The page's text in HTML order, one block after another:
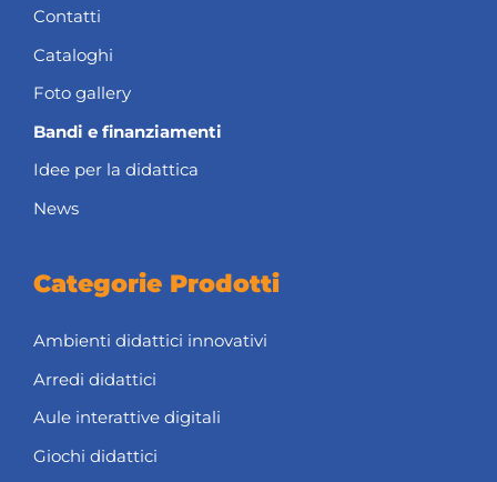
Contatti
Cataloghi
Foto gallery
Bandi e finanziamenti
Idee per la didattica
News
Categorie Prodotti
Ambienti didattici innovativi
Arredi didattici
Aule interattive digitali
Giochi didattici